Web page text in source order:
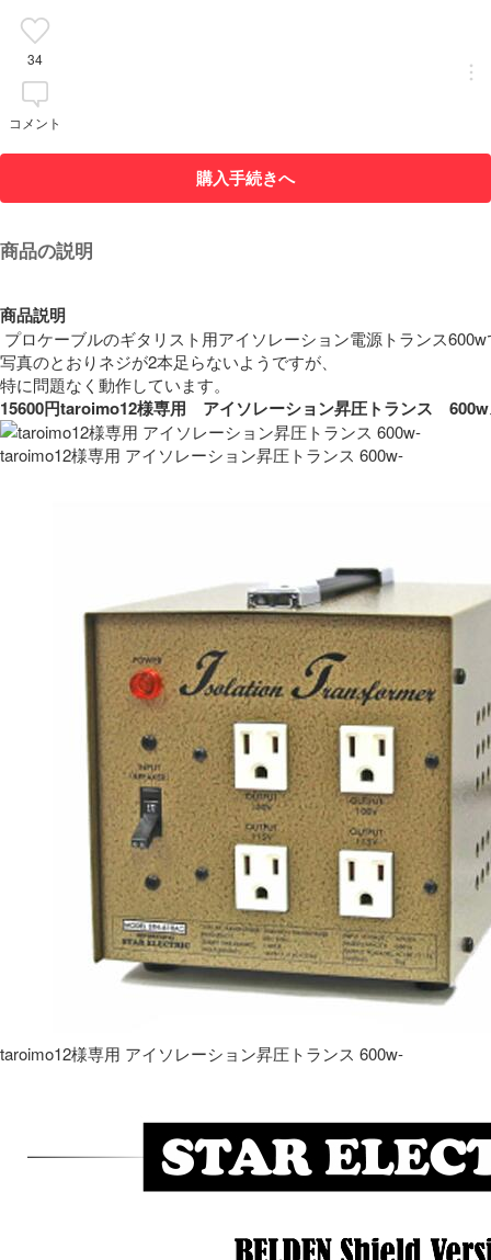
34
コメント
購入手続きへ
商品の説明
商品説明
プロケーブルのギタリスト用アイソレーション電源トランス
写真のとおりネジが2本足らないようですが、
15600円taroimo12様専用　アイソレーション昇圧トランス　
taroimo12様専用 アイソレーション昇圧トランス 600w-
taroimo12様専用 アイソレーション昇圧トランス 600w-